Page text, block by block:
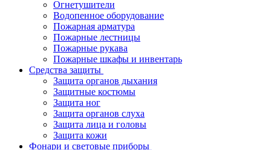
Огнетушители
Водопенное оборудование
Пожарная арматура
Пожарные лестницы
Пожарные рукава
Пожарные шкафы и инвентарь
Средства защиты
Защита органов дыхания
Защитные костюмы
Защита ног
Защита органов слуха
Защита лица и головы
Защита кожи
Фонари и световые приборы